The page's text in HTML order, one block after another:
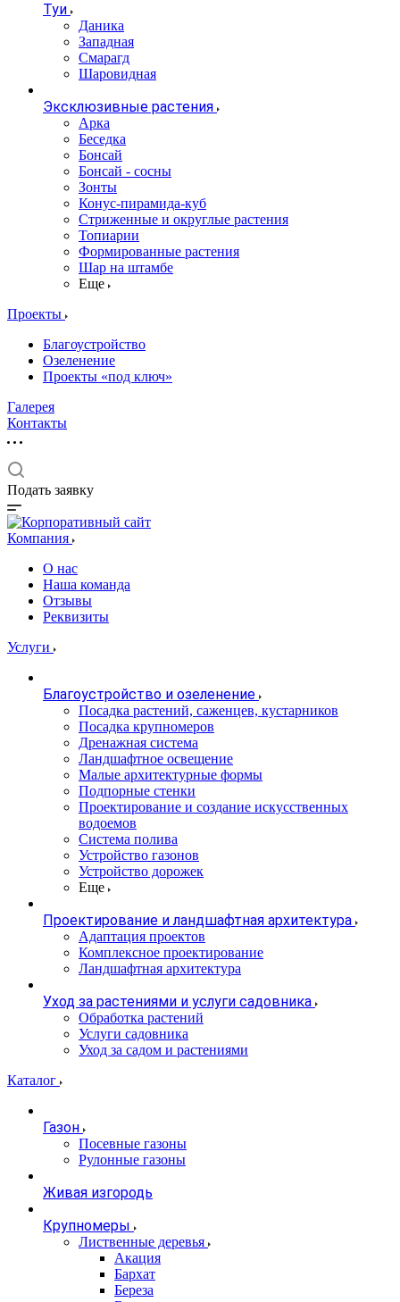
Туи
Даника
Западная
Смарагд
Шаровидная
Эксклюзивные растения
Арка
Беседка
Бонсай
Бонсай - сосны
Зонты
Конус-пирамида-куб
Стриженные и округлые растения
Топиарии
Формированные растения
Шар на штамбе
Еще
Проекты
Благоустройство
Озеленение
Проекты «под ключ»
Галерея
Контакты
Подать заявку
Компания
О нас
Наша команда
Отзывы
Реквизиты
Услуги
Благоустройство и озеленение
Посадка растений, саженцев, кустарников
Посадка крупномеров
Дренажная система
Ландшафтное освещение
Малые архитектурные формы
Подпорные стенки
Проектирование и создание искусственных
водоемов
Система полива
Устройство газонов
Устройство дорожек
Еще
Проектирование и ландшафтная архитектура
Адаптация проектов
Комплексное проектирование
Ландшафтная архитектура
Уход за растениями и услуги садовника
Обработка растений
Услуги садовника
Уход за садом и растениями
Каталог
Газон
Посевные газоны
Рулонные газоны
Живая изгородь
Крупномеры
Лиственные деревья
Акация
Бархат
Береза